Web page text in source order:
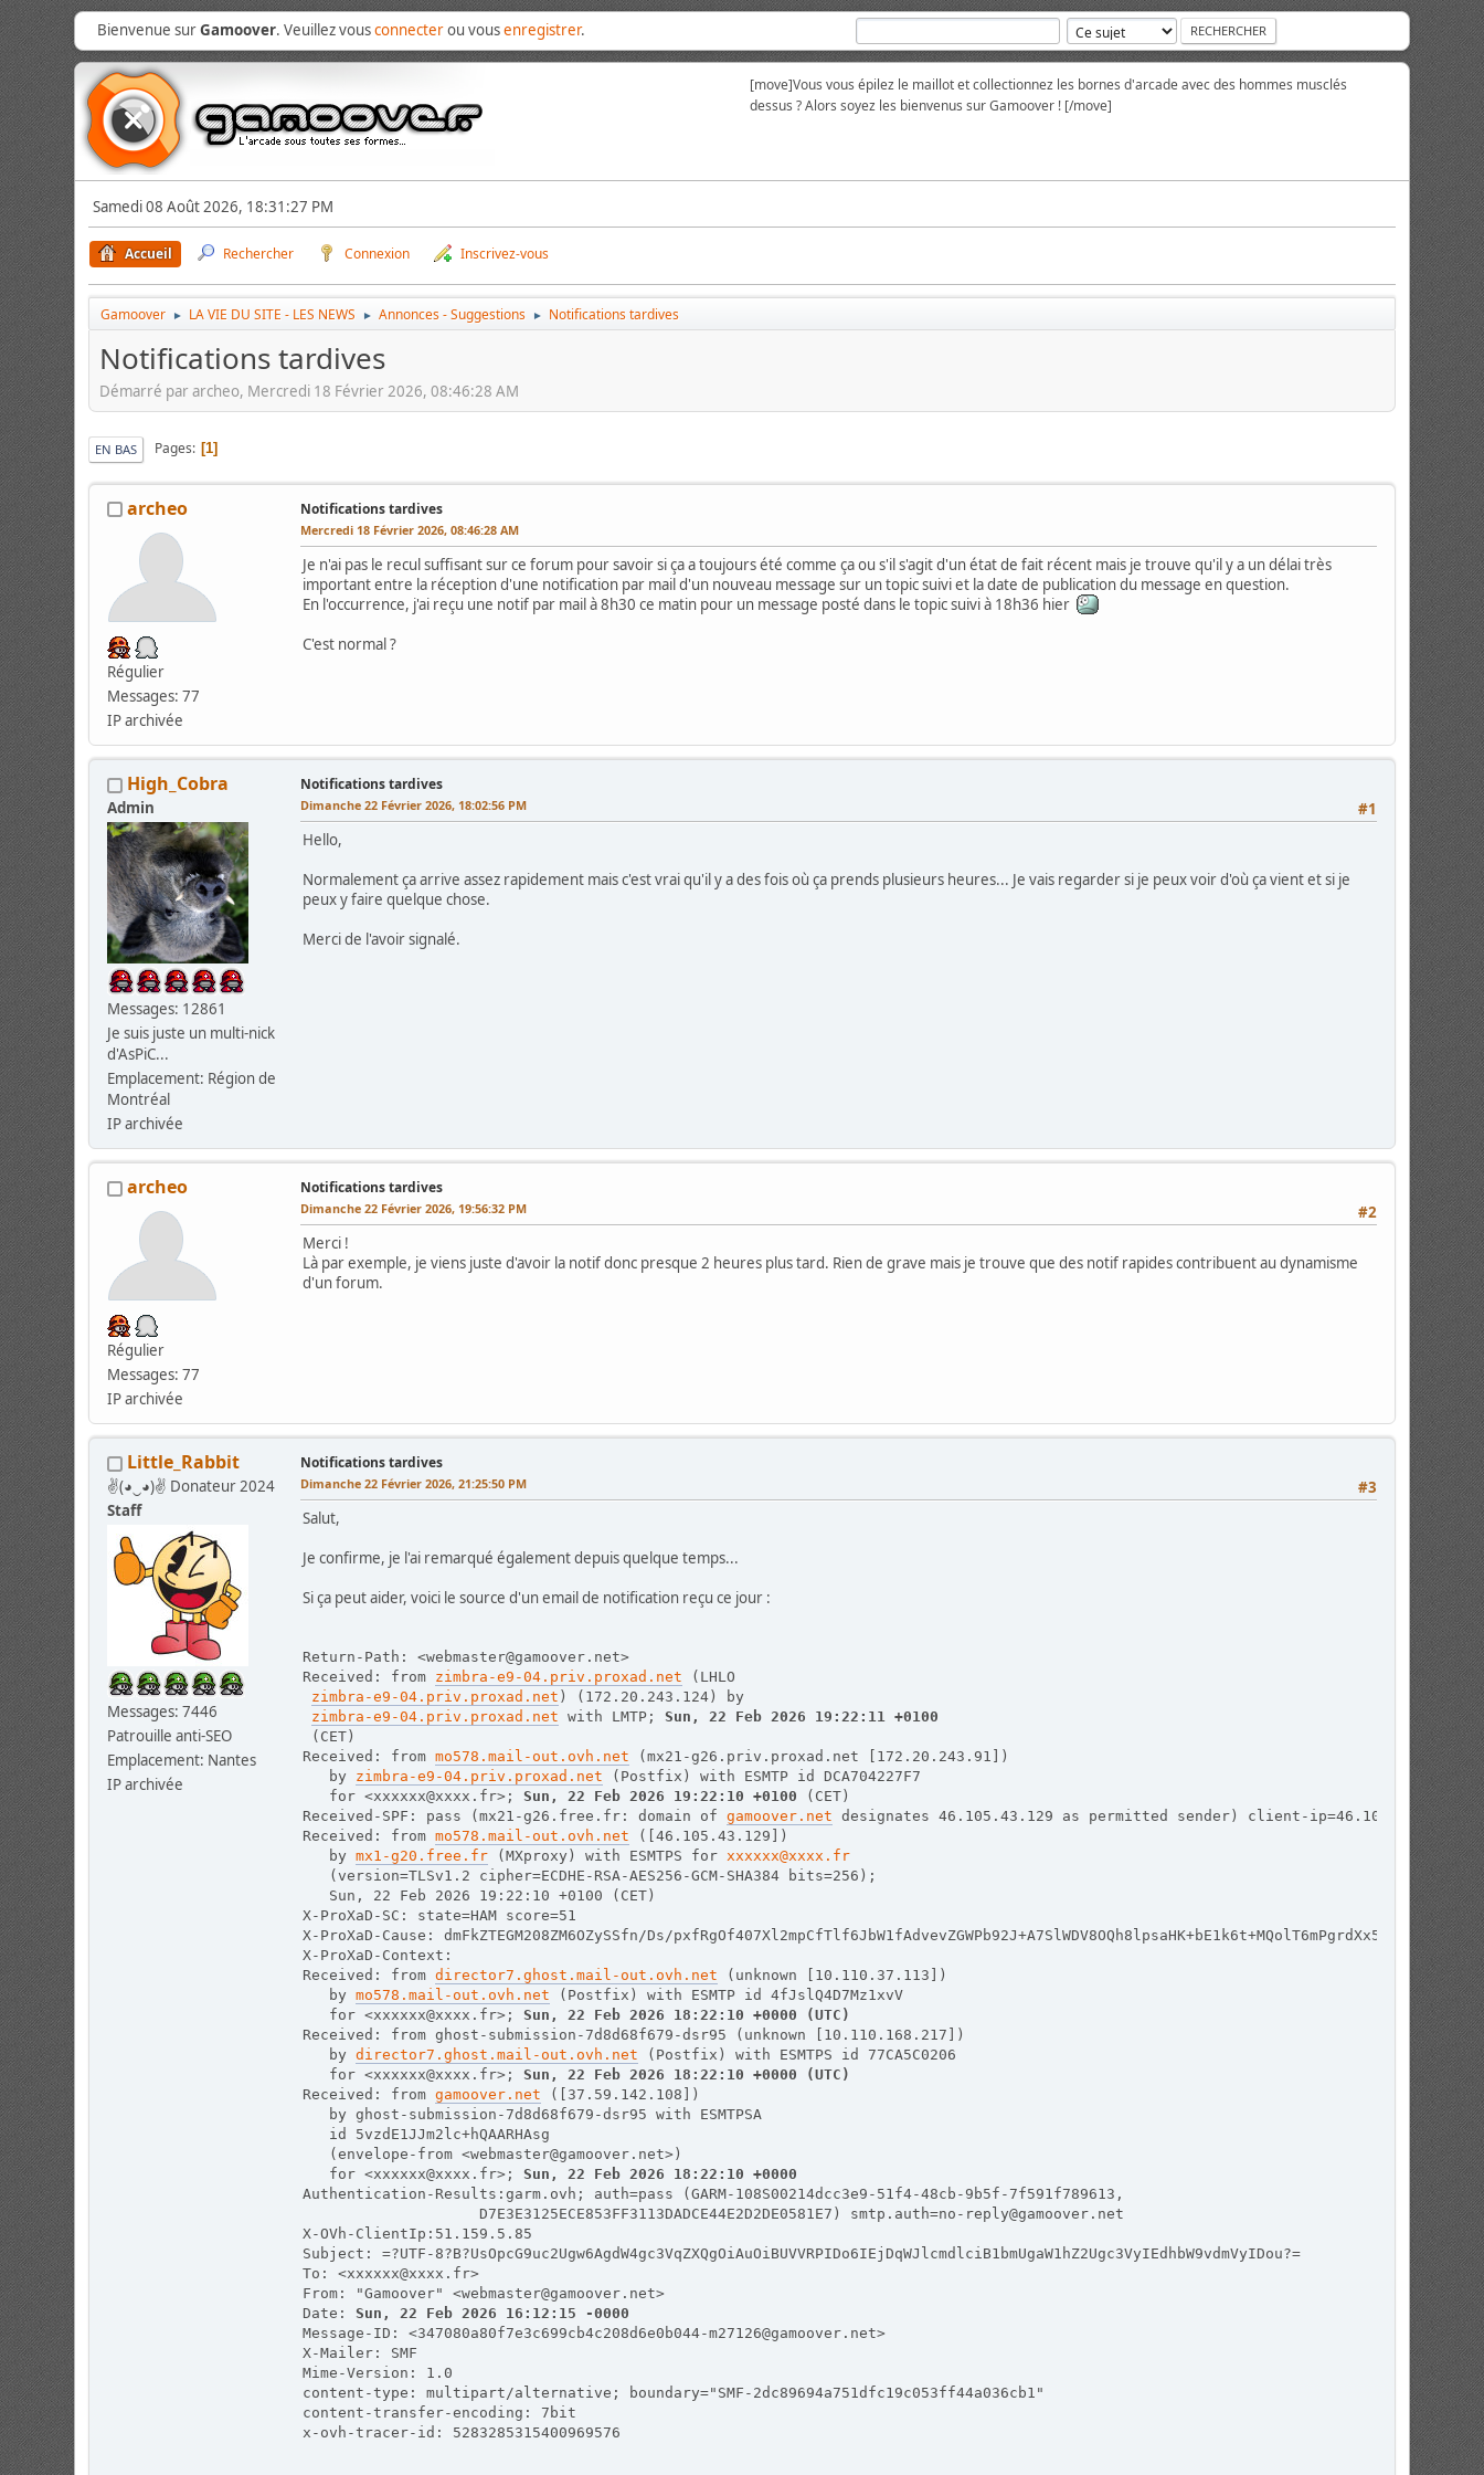
Bienvenue surGamoover. Veuillez vousconnecterou vousenregistrer.
[move]Vous vous épilez le maillot et collectionnez les bornes d'arcade avec des hommes musclés
dessus ? Alors soyez les bienvenus sur Gamoover ! [/move]
Samedi 08 Août 2026, 18:31:27 PM
Accueil Rechercher Connexion Inscrivez-vous
Gamoover ► LA VIE DU SITE - LES NEWS ► Annonces - Suggestions ► Notifications tardives
Notifications tardives
Démarré par archeo, Mercredi 18 Février 2026, 08:46:28 AM
EN BAS Pages 1
archeo
Régulier
Messages: 77
IP archivée
Notifications tardives
Mercredi 18 Février 2026, 08:46:28 AM
Je n'ai pas le recul suffisant sur ce forum pour savoir si ça a toujours été comme ça ou s'il s'agit d'un état de fait récent mais je trouve qu'il y a un délai très
important entre la réception d'une notification par mail d'un nouveau message sur un topic suivi et la date de publication du message en question.
En l'occurrence, j'ai reçu une notif par mail à 8h30 ce matin pour un message posté dans le topic suivi à 18h36 hier
C'est normal ?
High_Cobra
Admin
Messages: 12861
Je suis juste un multi-nick
d'AsPiC...
Emplacement: Région de
Montréal
IP archivée
Notifications tardives
#1
Dimanche 22 Février 2026, 18:02:56 PM
Hello,
Normalement ça arrive assez rapidement mais c'est vrai qu'il y a des fois où ça prends plusieurs heures... Je vais regarder si je peux voir d'où ça vient et si je
peux y faire quelque chose.
Merci de l'avoir signalé.
archeo
Régulier
Messages: 77
IP archivée
Notifications tardives
#2
Dimanche 22 Février 2026, 19:56:32 PM
Merci !
Là par exemple, je viens juste d'avoir la notif donc presque 2 heures plus tard. Rien de grave mais je trouve que des notif rapides contribuent au dynamisme
d'un forum.
Little_Rabbit
✌(◕‿◕)✌ Donateur 2024
Staff
Messages: 7446
Patrouille anti-SEO
Emplacement: Nantes
IP archivée
Notifications tardives
#3
Dimanche 22 Février 2026, 21:25:50 PM
Salut,
Je confirme, je l'ai remarqué également depuis quelque temps...
Si ça peut aider, voici le source d'un email de notification reçu ce jour :
Return-Path: <webmaster@gamoover.net>
Received: from zimbra-e9-04.priv.proxad.net (LHLO
zimbra-e9-04.priv.proxad.net ) (172.20.243.124) by
zimbra-e9-04.priv.proxad.net with LMTP; Sun, 22 Feb 2026 19:22:11 +0100
(CET)
Received: from mo578.mail-out.ovh.net (mx21-g26.priv.proxad.net [172.20.243.91])
by zimbra-e9-04.priv.proxad.net (Postfix) with ESMTP id DCA704227F7
for <xxxxxx@xxxx.fr>; Sun, 22 Feb 2026 19:22:10 +0100 (CET)
Received-SPF: pass (mx21-g26.free.fr: domain of gamoover.net designates 46.105.43.129 as permitted sender) client-ip=46.105.43.129;
Received: from mo578.mail-out.ovh.net ([46.105.43.129])
by mx1-g20.free.fr (MXproxy) with ESMTPS for xxxxxx@xxxx.fr
(version=TLSv1.2 cipher=ECDHE-RSA-AES256-GCM-SHA384 bits=256);
Sun, 22 Feb 2026 19:22:10 +0100 (CET)
X-ProXaD-SC: state=HAM score=51
X-ProXaD-Cause: dmFkZTEGM208ZM6OZySSfn/Ds/
X-ProXaD-Context:
Received: from director7.ghost.mail-out.ovh.net (unknown [10.110.37.113])
by mo578.mail-out.ovh.net (Postfix) with ESMTP id 4fJslQ4D7Mz1xvV
for <xxxxxx@xxxx.fr>; Sun, 22 Feb 2026 18:22:10 +0000 (UTC)
Received: from ghost-submission-7d8d68f679-dsr95 (unknown [10.110.168.217])
by director7.ghost.mail-out.ovh.net (Postfix) with ESMTPS id 77CA5C0206
for <xxxxxx@xxxx.fr>; Sun, 22 Feb 2026 18:22:10 +0000 (UTC)
Received: from gamoover.net ([37.59.142.108])
by ghost-submission-7d8d68f679-dsr95 with ESMTPSA
id 5vzdE1JJm2lc+hQAARHAsg
(envelope-from <webmaster@gamoover.net>)
for <xxxxxx@xxxx.fr>; Sun, 22 Feb 2026 18:22:10 +0000
Authentication-Results:garm.ovh; auth=pass (GARM-108S00214dcc3e9-51f4-48cb-9b5f-7f591f789613,
D7E3E3125ECE853FF3113DADCE44E2D2DE0581E7) smtp.auth=no-reply@gamoover.net
X-OVh-ClientIp:51.159.5.85
Subject: =?UTF-8?B?UsOpcG9uc2Ugw6AgdW4gc3VqZXQgOiAuOiBUVVRPIDo6IEjDqWJlcmdlciB1bmUgaW1hZ2Ugc3VyIEdhbW9vdmVyIDou?=
To: <xxxxxx@xxxx.fr>
From: "Gamoover" <webmaster@gamoover.net>
Date: Sun, 22 Feb 2026 16:12:15 -0000
Message-ID: <347080a80f7e3c699cb4c208d6e0b044-m27126@gamoover.net>
X-Mailer: SMF
Mime-Version: 1.0
content-type: multipart/alternative; boundary="SMF-2dc89694a751dfc19c053ff44a036cb1"
content-transfer-encoding: 7bit
x-ovh-tracer-id: 5283285315400969576